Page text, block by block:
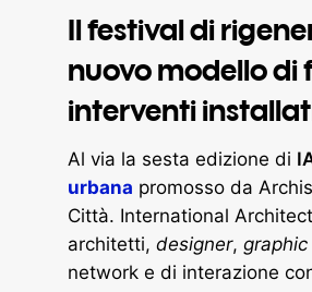
Il festival di
nuovo modello di
interventi
Al via la sesta edizione di
urbana promosso da
Città. International
architetti, designer,
network e di interazione